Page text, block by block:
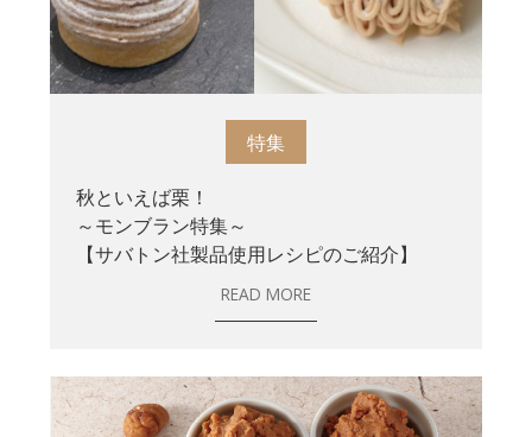
特集
秋といえば栗！
～モンブラン特集～
【サバトン社製品使用レシピのご紹介】
READ MORE